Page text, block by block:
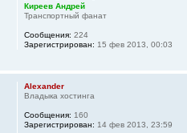
Киреев Андрей
Транспортный фанат
Сообщения: 224
Зарегистрирован: 15 фев 2013, 00:03
Alexander
Владыка хостинга
Сообщения: 160
Зарегистрирован: 14 фев 2013, 23:59